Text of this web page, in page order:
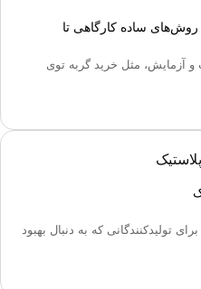
ساده کارگاهی تا
و آزمایش، مثل خرید گربه توی
تولیدکنندگانی که به دنبال بهبود